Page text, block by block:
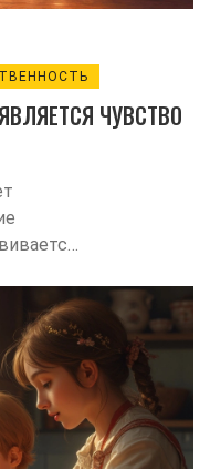
ЧУВСТВО
как
эту